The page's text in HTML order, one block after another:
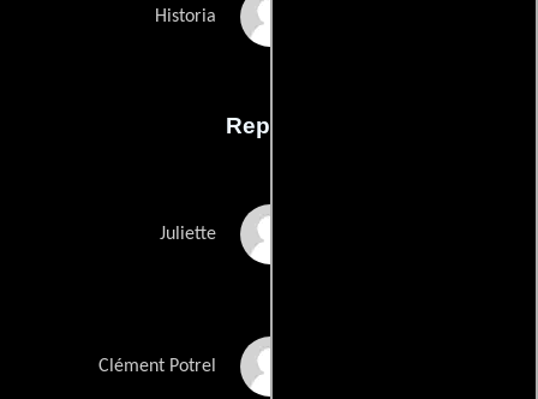
Historia
Reparto
Juliette
Clément Potrel